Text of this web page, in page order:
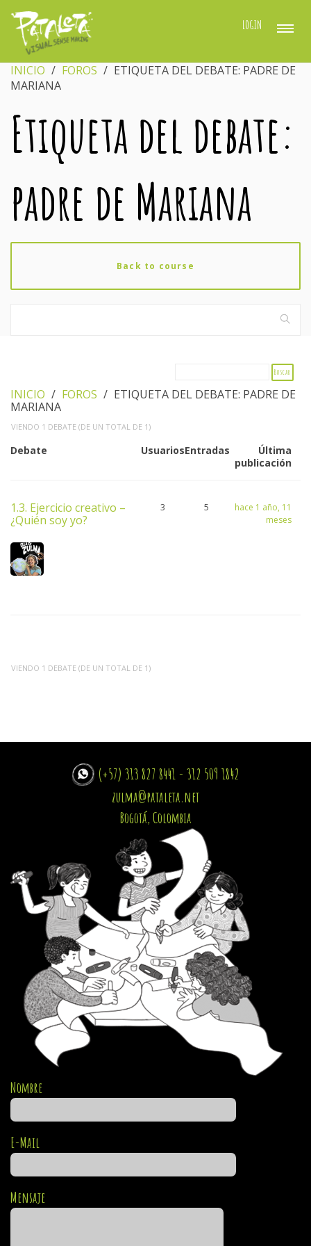
LOGIN
INICIO FOROS
ETIQUETA DEL DEBATE: PADRE DE
MARIANA
Etiqueta del debate:
padre de Mariana
Back to course
INICIO FOROS
ETIQUETA DEL DEBATE: PADRE DE
MARIANA
VIENDO 1 DEBATE (DE UN TOTAL DE 1)
Debate UsuariosEntradas
Última
publicación
1.3. Ejercicio creativo –
¿Quién soy yo?
3 5
hace 1 año, 11
meses
VIENDO 1 DEBATE (DE UN TOTAL DE 1)
(+57) 313 827 8441 - 312 509 1842
zulma@pataleta.net
Bogotá, Colombia
Nombre
E-Mail
Mensaje